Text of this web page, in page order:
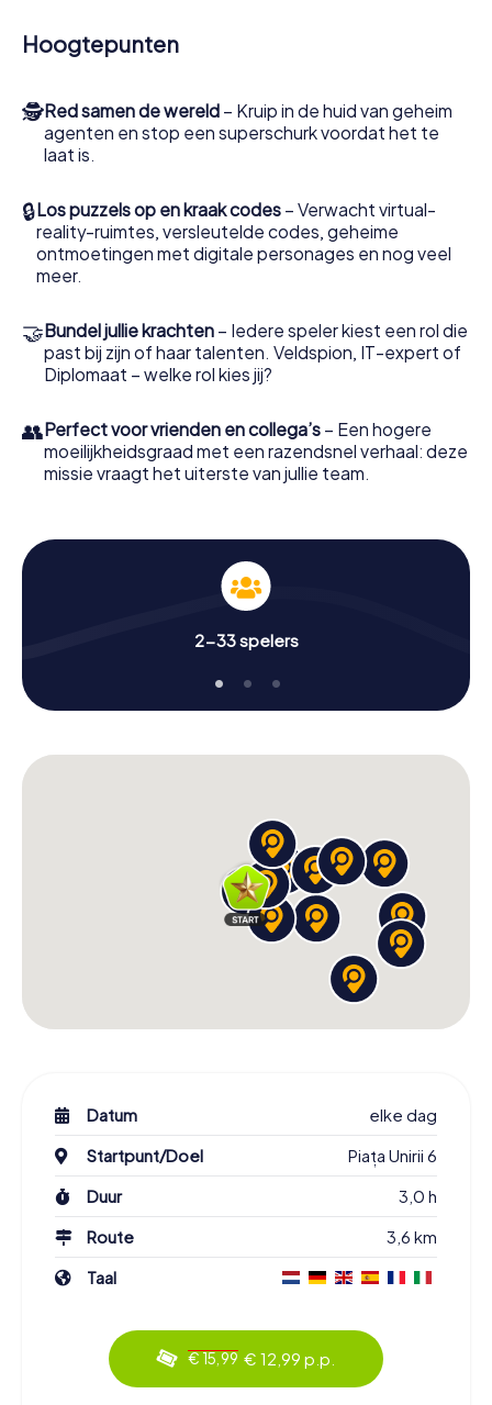
excelleren om de slechteriken te stoppen. In
tegenstelling tot James Bond en Co. zullen jouw daden
jezelf en jouw team in de hoogste score van Oradea en
krijg toegang tot jouw eigen fotogalerij. De escape game
van myCityHunt verandert Oradea in jouw eigen
wereld van spionage en geheime agenten en verander
Oradea in een escaperoom in de buitenlucht!
Hoogtepunten
🕵Red samen de wereld – Kruip in de huid van geheim
agenten en stop een superschurk voordat het te
laat is.
🔒Los puzzels op en kraak codes – Verwacht virtual-
reality-ruimtes, versleutelde codes, geheime
ontmoetingen met digitale personages en nog veel
meer.
🤝Bundel jullie krachten – Iedere speler kiest een rol die
past bij zijn of haar talenten. Veldspion, IT-expert of
Diplomaat – welke rol kies jij?
👥Perfect voor vrienden en collega’s – Een hogere
moeilijkheidsgraad met een razendsnel verhaal: deze
missie vraagt het uiterste van jullie team.
2-33 spelers
Datum
elke dag
Startpunt/Doel
Piața Unirii 6
Duur
3,0 h
Route
3,6 km
Taal
€ 15,99 € 12,99 p.p.